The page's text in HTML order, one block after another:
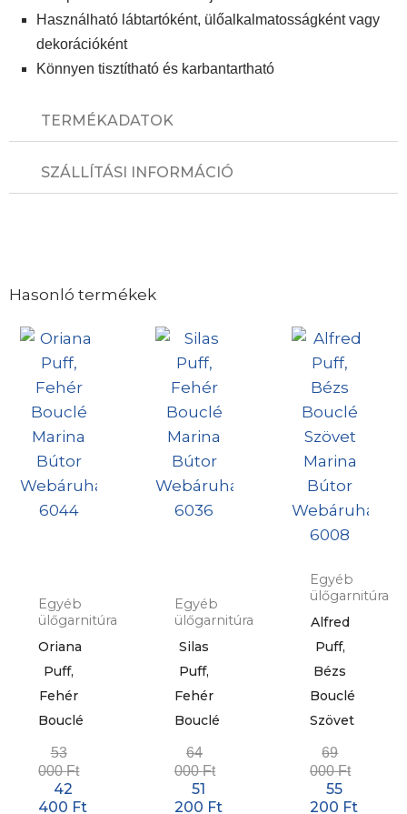
TERMÉKADATOK
SZÁLLÍTÁSI INFORMÁCIÓ
Használható lábtartóként, ülőalkalmatosságként vagy
dekorációként
Könnyen tisztítható és karbantartható
Hasonló termékek
Egyéb
ülőgarnitúra
Oriana
Puff,
Fehér
Bouclé
53
000Ft
42
400 Ft
Egyéb
ülőgarnitúra
Silas
Puff,
Fehér
Bouclé
64
000Ft
51
200 Ft
Egyéb
ülőgarnitúra
Alfred
Puff,
Bézs
Bouclé
Szövet
69
000Ft
55
200 Ft